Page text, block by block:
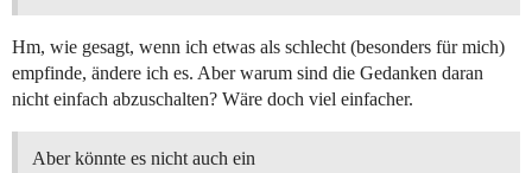
Hm, wie gesagt, wenn ich etwas als schlecht (besonders für mich)
empfinde, ändere ich es. Aber warum sind die Gedanken daran
nicht einfach abzuschalten? Wäre doch viel einfacher.
Aber könnte es nicht auch ein